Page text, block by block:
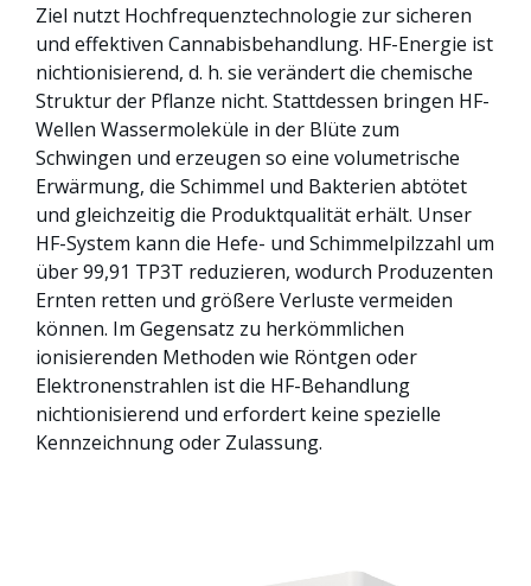
Ziel nutzt Hochfrequenztechnologie zur sicheren
und effektiven Cannabisbehandlung. HF-Energie ist
nichtionisierend, d. h. sie verändert die chemische
Struktur der Pflanze nicht. Stattdessen bringen HF-
Wellen Wassermoleküle in der Blüte zum
Schwingen und erzeugen so eine volumetrische
Erwärmung, die Schimmel und Bakterien abtötet
und gleichzeitig die Produktqualität erhält. Unser
HF-System kann die Hefe- und Schimmelpilzzahl um
über 99,91 TP3T reduzieren, wodurch Produzenten
Ernten retten und größere Verluste vermeiden
können. Im Gegensatz zu herkömmlichen
ionisierenden Methoden wie Röntgen oder
Elektronenstrahlen ist die HF-Behandlung
nichtionisierend und erfordert keine spezielle
Kennzeichnung oder Zulassung.